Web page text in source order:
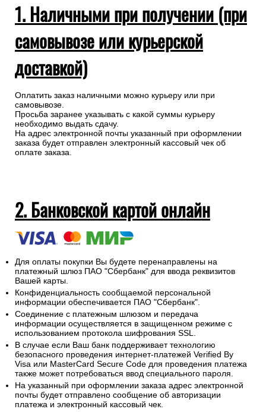
1. Наличными при получении (при
самовывозе или курьерской
доставкой)
Оплатить заказ наличными можно курьеру или при
самовывозе.
Просьба заранее указывать с какой суммы курьеру
необходимо выдать сдачу.
На адрес электронной почты указанный при оформлении
заказа будет отправлен электронный кассовый чек об
оплате заказа.
2. Банковской картой онлайн
Для оплаты покупки Вы будете перенаправлены на
платежный шлюз ПАО "Сбербанк" для ввода реквизитов
Вашей карты.
Конфиденциальность сообщаемой персональной
информации обеспечивается ПАО "Сбербанк".
Соединение с платежным шлюзом и передача
информации осуществляется в защищенном режиме с
использованием протокола шифрования SSL.
В случае если Ваш банк поддерживает технологию
безопасного проведения интернет-платежей Verified By
Visa или MasterCard Secure Code для проведения платежа
также может потребоваться ввод специального пароля.
На указанный при оформлении заказа адрес электронной
почты будет отправлено сообщение об авторизации
платежа и электронный кассовый чек.